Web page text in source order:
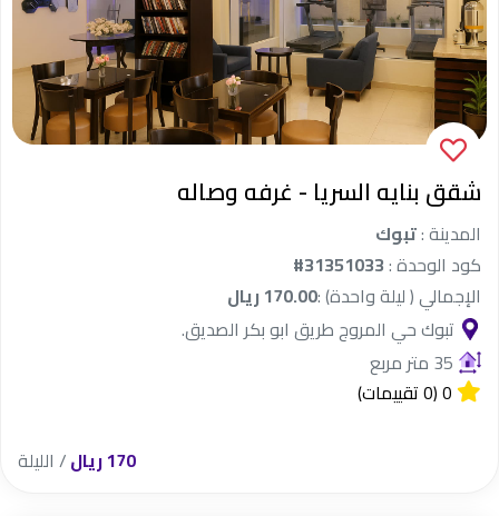
شقق بنايه السريا - غرفه وصاله
المدينة :تبوك
كود الوحدة :#31351033
الإجمالي ( ليلة واحدة) :170.00 ريال
تبوك حي المروج طريق ابو بكر الصديق.
35 متر مربع
0(0 تقييمات)
170 ريال / الليلة